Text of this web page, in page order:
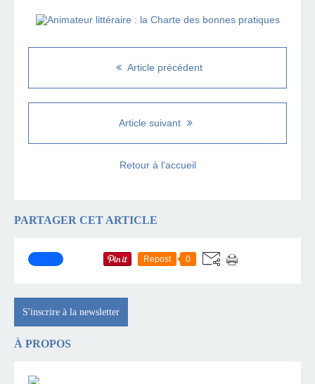
Article précédent
Article suivant
Retour à l'accueil
PARTAGER CET ARTICLE
Repost 0
S'inscrire à la newsletter
À PROPOS